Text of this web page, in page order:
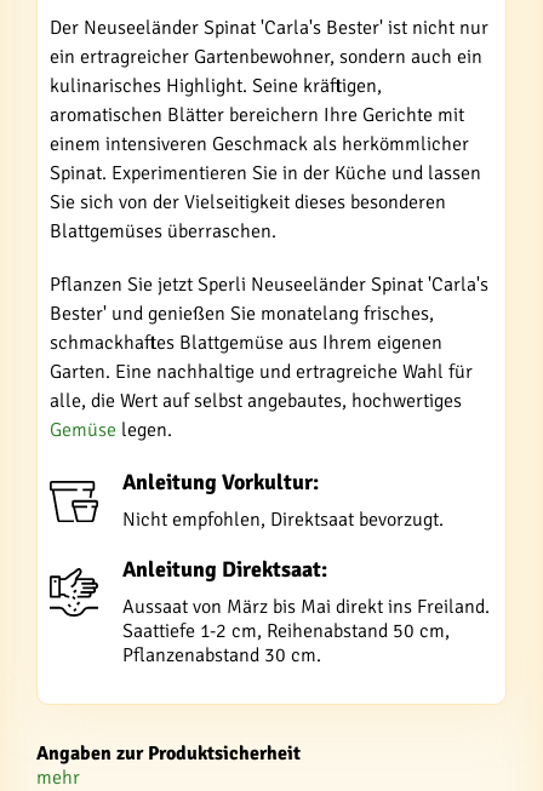
Der Neuseeländer Spinat 'Carla's Bester' ist nicht nur
ein ertragreicher Gartenbewohner, sondern auch ein
kulinarisches Highlight. Seine kräftigen,
aromatischen Blätter bereichern Ihre Gerichte mit
einem intensiveren Geschmack als herkömmlicher
Spinat. Experimentieren Sie in der Küche und lassen
Sie sich von der Vielseitigkeit dieses besonderen
Blattgemüses überraschen.
Pflanzen Sie jetzt Sperli Neuseeländer Spinat 'Carla's
Bester' und genießen Sie monatelang frisches,
schmackhaftes Blattgemüse aus Ihrem eigenen
Garten. Eine nachhaltige und ertragreiche Wahl für
alle, die Wert auf selbst angebautes, hochwertiges
Gemüse legen.
Anleitung Vorkultur:
Nicht empfohlen, Direktsaat bevorzugt.
Anleitung Direktsaat:
Aussaat von März bis Mai direkt ins Freiland.
Saattiefe 1-2 cm, Reihenabstand 50 cm,
Pflanzenabstand 30 cm.
Angaben zur Produktsicherheit
mehr